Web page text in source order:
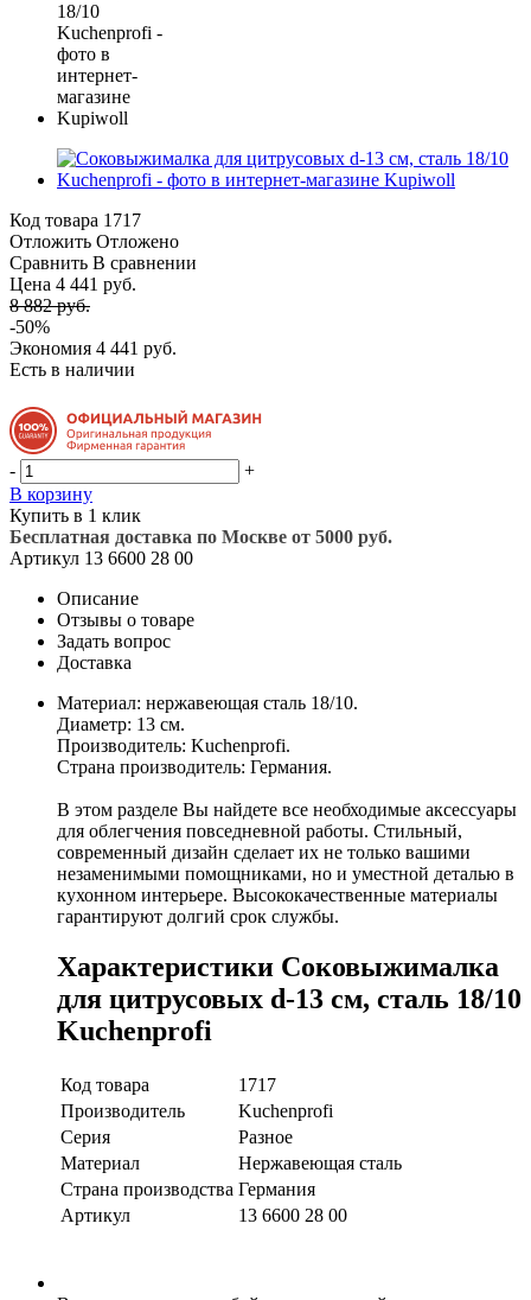
Код товара 1717
Отложить Отложено
Сравнить В сравнении
Цена 4 441 руб.
8 882 руб.
-50%
Экономия 4 441 руб.
Есть в наличии
-
+
В корзину
Купить в 1 клик
Бесплатная доставка по Москве от 5000 руб.
Артикул 13 6600 28 00
Описание
Отзывы о товаре
Задать вопрос
Доставка
Материал: нержавеющая сталь 18/10.
Диаметр: 13 см.
Производитель: Kuchenprofi.
Страна производитель: Германия.
В этом разделе Вы найдете все необходимые аксессуары
для облегчения повседневной работы. Стильный,
современный дизайн сделает их не только вашими
незаменимыми помощниками, но и уместной деталью в
кухонном интерьере. Высококачественные материалы
гарантируют долгий срок службы.
Характеристики Соковыжималка
для цитрусовых d-13 см, сталь 18/10
Kuchenprofi
Код товара
1717
Производитель
Kuchenprofi
Серия
Разное
Материал
Нержавеющая сталь
Страна производства Германия
Артикул
13 6600 28 00